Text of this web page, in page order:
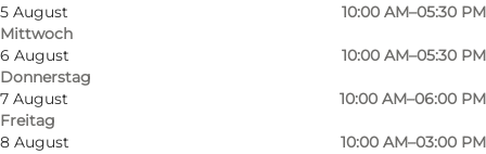
5 August
Mittwoch
10:00 AM–05:30 PM
6 August
Donnerstag
10:00 AM–05:30 PM
7 August
Freitag
10:00 AM–06:00 PM
8 August
10:00 AM–03:00 PM